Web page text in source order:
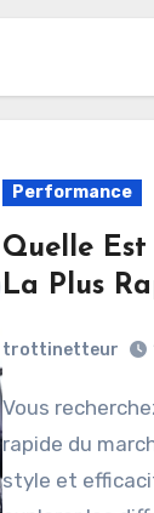
Performance
Quelle
La Plus
trottinetteur
Vous recherchez la trottinette électrique la plus
rapide du
style et